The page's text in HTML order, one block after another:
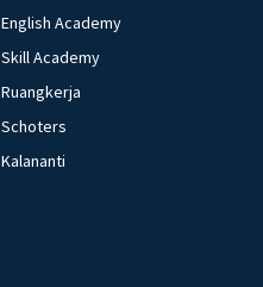
English Academy
Skill Academy
Ruangkerja
Schoters
Kalananti